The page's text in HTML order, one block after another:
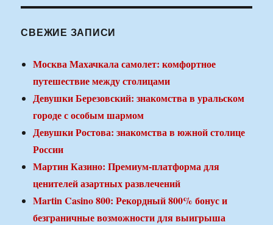
СВЕЖИЕ ЗАПИСИ
Москва Махачкала самолет: комфортное
путешествие между столицами
Девушки Березовский: знакомства в уральском
городе с особым шармом
Девушки Ростова: знакомства в южной столице
России
Мартин Казино: Премиум-платформа для
ценителей азартных развлечений
Martin Casino 800: Рекордный 800% бонус и
безграничные возможности для выигрыша